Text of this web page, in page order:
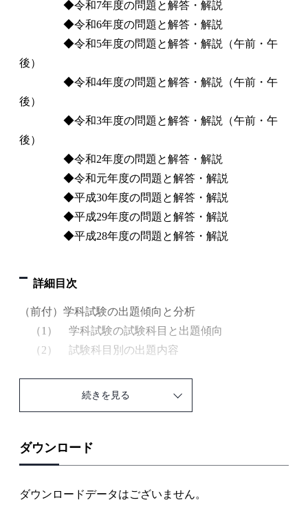
◆令和7年度の問題と解答・解説
◆令和6年度の問題と解答・解説
◆令和5年度の問題と解答・解説（午前・午
後）
◆令和4年度の問題と解答・解説（午前・午
後）
◆令和3年度の問題と解答・解説（午前・午
後）
◆令和2年度の問題と解答・解説
◆令和元年度の問題と解答・解説
◆平成30年度の問題と解答・解説
◆平成29年度の問題と解答・解説
◆平成28年度の問題と解答・解説
詳細目次
（前付）学科試験の出題傾向と分析
（1） 学科試験の試験科目と出題傾向
（2） 試験科目別の出題内容
第1編 学科試験の要点整理
2. 配電理論・配線設計
3. 電気応用
5. 電気工事の施工方法
続きを見る
ダウンロード
ダウンロードデータはございません。